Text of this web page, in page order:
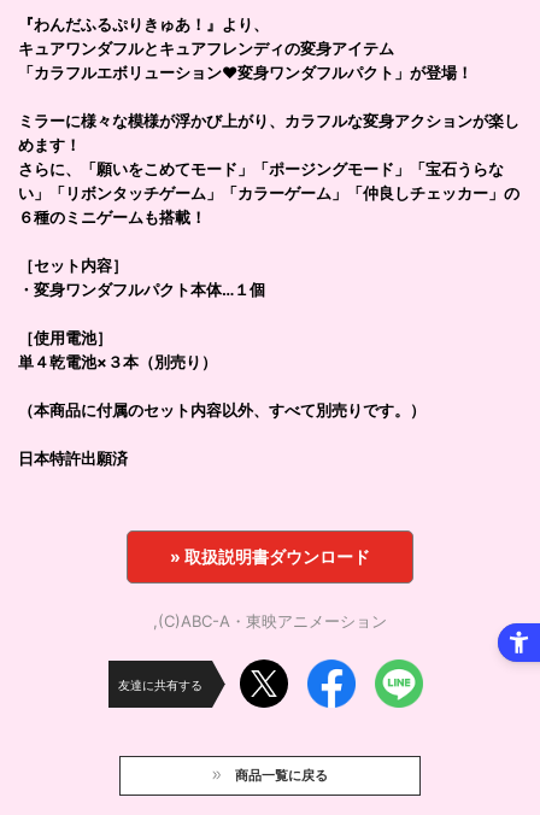
『わんだふるぷりきゅあ！』より、
キュアワンダフルとキュアフレンディの変身アイテム
「カラフルエボリューション♥変身ワンダフルパクト」が登場！
ミラーに様々な模様が浮かび上がり、カラフルな変身アクションが楽し
めます！
さらに、「願いをこめてモード」「ポージングモード」「宝石うらな
い」「リボンタッチゲーム」「カラーゲーム」「仲良しチェッカー」の
６種のミニゲームも搭載！
［セット内容］
・変身ワンダフルパクト本体…１個
［使用電池］
単４乾電池×３本（別売り）
（本商品に付属のセット内容以外、すべて別売りです。）
日本特許出願済
» 取扱説明書ダウンロード
,(C)ABC-A・東映アニメーション
友達に共有する
商品一覧に戻る